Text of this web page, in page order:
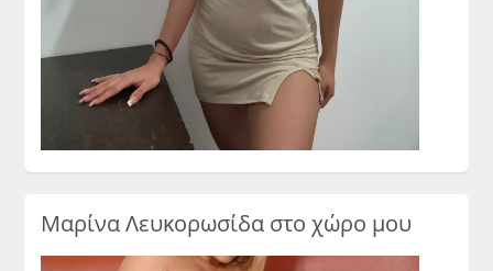
Μαρίνα Λευκορωσίδα στο χώρο μου